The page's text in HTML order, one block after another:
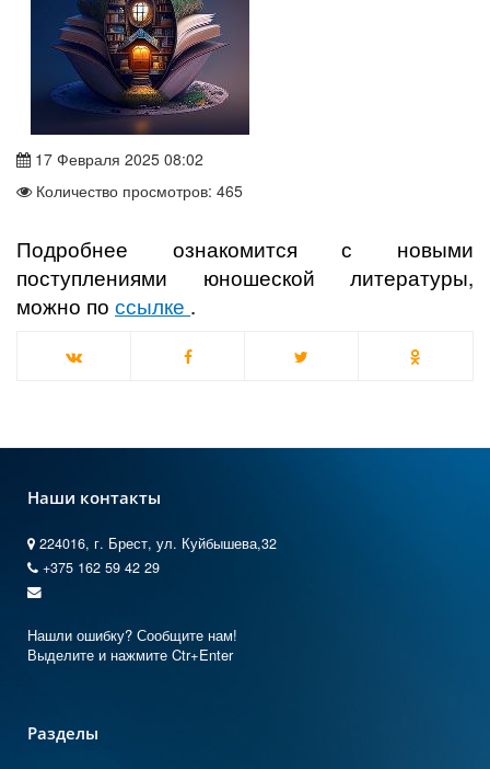
17 Февраля 2025 08:02
Количество просмотров: 465
Подробнее ознакомится с новыми
поступлениями юношеской литературы,
можно по ссылке .
Наши контакты
224016, г. Брест, ул. Куйбышева,32
+375 162 59 42 29
Нашли ошибку? Сообщите нам!
Выделите и нажмите Ctr+Enter
Разделы